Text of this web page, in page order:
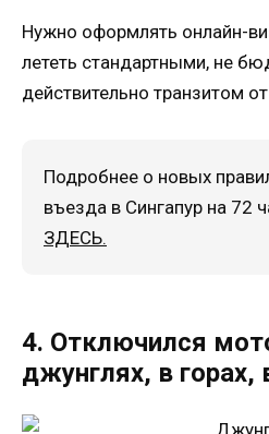
Нужно оформлять онлайн-
лететь стандартными, не
действительно транзитом
Подробнее о новых
въезда в Сингапур на 72
ЗДЕСЬ.
4. Отключился
джунглях, в горах,